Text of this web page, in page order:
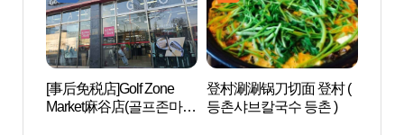
[事后免税店]Golf Zone
Market麻谷店(골프존마켓
登村涮涮锅刀切面 登村 (
등촌샤브칼국수 등촌 )